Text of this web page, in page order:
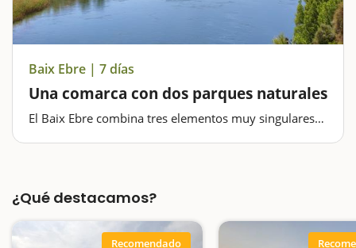
Baix Ebre | 7 días
Una comarca con dos parques naturales
El Baix Ebre combina tres elementos muy singulares
convierten en un destino perfecto…
¿Qué destacamos?
Recomendado